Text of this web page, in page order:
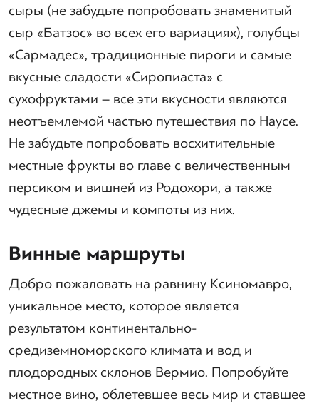
сыры (не забудьте попробовать знаменитый
сыр «Батзос» во всех его вариациях), голубцы
«Сармадес», традиционные пироги и самые
вкусные сладости «Сиропиаста» с
сухофруктами – все эти вкусности являются
неотъемлемой частью путешествия по Наусе.
Не забудьте попробовать восхитительные
местные фрукты во главе с величественным
персиком и вишней из Родохори, а также
чудесные джемы и компоты из них.
Винные маршруты
Добро пожаловать на равнину Ксиномавро,
уникальное место, которое является
результатом континентально-
средиземноморского климата и вод и
плодородных склонов Вермио. Попробуйте
местное вино, облетевшее весь мир и ставшее